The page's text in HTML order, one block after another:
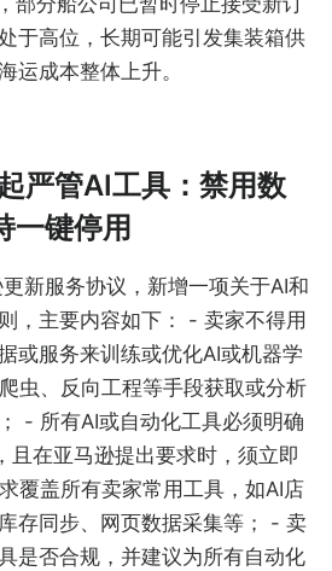
于高位，长期可能引发集装箱供
运成本整体上升。
严管AI工具：禁用数
一键停用
新服务协议，新增一项关于AI和
，主要内容如下： - 卖家不得用
或服务来训练或优化AI或机器学
虫、反向工程等手段获取或分析
- 所有AI或自动化工具必须明确
且在亚马逊提出要求时，须立即
覆盖所有卖家常用工具，如AI店
存同步、网页数据采集等； - 卖
是否合规，并建议为所有自动化